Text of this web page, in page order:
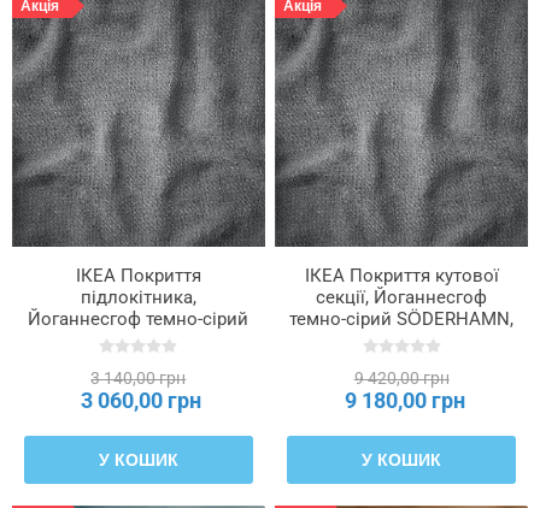
Акція
ІКЕА Покриття
підлокітника,
Йоганнесгоф темно-сірий
SÖDERHAMN, 506.294.18
3 140,00 грн
3 060,00 грн
У КОШИК
Акція
ІКЕА Покриття кутової
секції, Йоганнесгоф
темно-сірий SÖDERHAMN,
306.294.19
9 420,00 грн
9 180,00 грн
У КОШИК